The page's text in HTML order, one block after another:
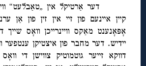
דער אַרטיקל אין „טאַבלעט“
קיין איינעם פון זיי אין זין פון אַן
אָפּאָנענט מאַקס וויינרייכן וואָס שייך
יידיש. דער מחבר פון איצטיקן ענטפער
דווקא זייער גוטמוטיק צווישן די